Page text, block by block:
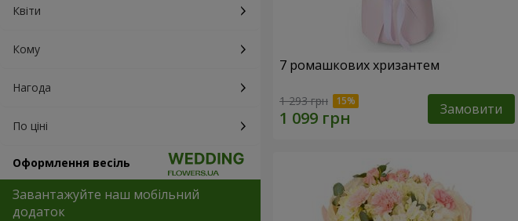
Квіти
Кому
Нагода
По ціні
Оформлення весіль
Завантажуйте наш мобільний
додаток
7 ромашкових хризантем
1 293 грн Замовити